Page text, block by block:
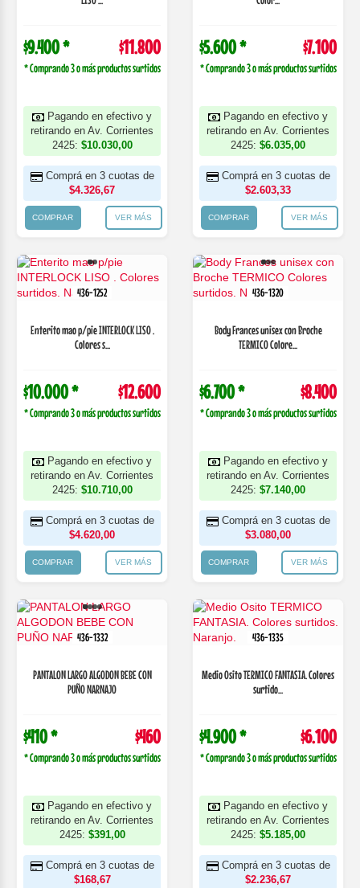
$9.400 * $11.800
* Comprando 3 o más productos surtidos
Pagando en efectivo y
retirando en Av. Corrientes
2425: $10.030,00
Comprá en 3 cuotas de
$4.326,67
COMPRAR VER MÁS
$5.600 * $7.100
* Comprando 3 o más productos surtidos
Pagando en efectivo y
retirando en Av. Corrientes
2425: $6.035,00
Comprá en 3 cuotas de
$2.603,33
COMPRAR VER MÁS
436-1252
Enterito mao p/pie INTERLOCK LISO .
Colores s...
$10.000 * $12.600
* Comprando 3 o más productos surtidos
Pagando en efectivo y
retirando en Av. Corrientes
2425: $10.710,00
Comprá en 3 cuotas de
$4.620,00
COMPRAR VER MÁS
436-1320
Body Frances unisex con Broche
TERMICO Colore...
$6.700 * $8.400
* Comprando 3 o más productos surtidos
Pagando en efectivo y
retirando en Av. Corrientes
2425: $7.140,00
Comprá en 3 cuotas de
$3.080,00
COMPRAR VER MÁS
436-1332
PANTALON LARGO ALGODON BEBE CON
PUÑO NARNAJO
$410 * $460
* Comprando 3 o más productos surtidos
Pagando en efectivo y
retirando en Av. Corrientes
2425: $391,00
Comprá en 3 cuotas de
$168,67
436-1335
Medio Osito TERMICO FANTASIA. Colores
surtido...
$4.900 * $6.100
* Comprando 3 o más productos surtidos
Pagando en efectivo y
retirando en Av. Corrientes
2425: $5.185,00
Comprá en 3 cuotas de
$2.236,67